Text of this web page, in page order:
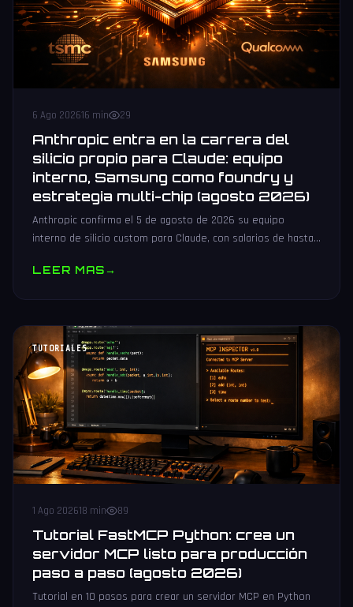
6 Ago 202616 min 29
Anthropic entra en la carrera del
silicio propio para Claude: equipo
interno, Samsung como foundry y
estrategia multi-chip (agosto 2026)
Anthropic confirma el 5 de agosto de 2026 su equipo
interno de silicio custom para Claude, con salarios de hasta
estrategia multi-chip.
LEER MAS→
TUTORIALES
1 Ago 202618 min 89
Tutorial FastMCP Python: crea un
servidor MCP listo para producción
paso a paso (agosto 2026)
Tutorial en 10 pasos para crear un servidor MCP en Python